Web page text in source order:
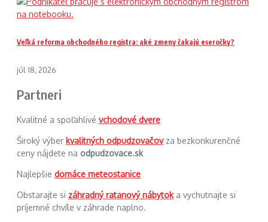
Veľká reforma obchodného registra: aké zmeny čakajú eseročky?
júl 18, 2026
Partneri
Kvalitné a spoľahlivé vchodové dvere
Široký výber kvalitných odpudzovačovza bezkonkurenčné
ceny nájdete na odpudzovace.sk
Najlepšie domáce meteostanice
Obstarajte si záhradný ratanový nábytoka vychutnajte si
príjemné chvíle v záhrade naplno.